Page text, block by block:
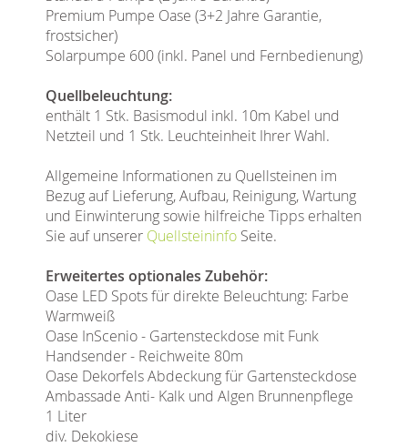
Premium Pumpe Oase (3+2 Jahre Garantie,
frostsicher)
Solarpumpe 600 (inkl. Panel und Fernbedienung)
Quellbeleuchtung:
enthält 1 Stk. Basismodul inkl. 10m Kabel und
Netzteil und 1 Stk. Leuchteinheit Ihrer Wahl.
Allgemeine Informationen zu Quellsteinen im
Bezug auf Lieferung, Aufbau, Reinigung, Wartung
und Einwinterung sowie hilfreiche Tipps erhalten
Sie auf unserer Quellsteininfo Seite.
Erweitertes optionales Zubehör:
Oase LED Spots für direkte Beleuchtung: Farbe
Warmweiß
Oase InScenio - Gartensteckdose mit Funk
Handsender - Reichweite 80m
Oase Dekorfels Abdeckung für Gartensteckdose
Ambassade Anti- Kalk und Algen Brunnenpflege
1 Liter
div. Dekokiese